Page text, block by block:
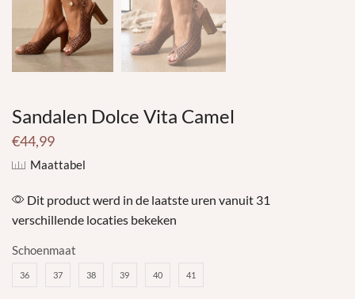
Sandalen Dolce Vita Camel
€44,99
Maattabel
Dit product werd in de laatste uren vanuit 31
verschillende locaties bekeken
Schoenmaat
36 37 38 39 40 41